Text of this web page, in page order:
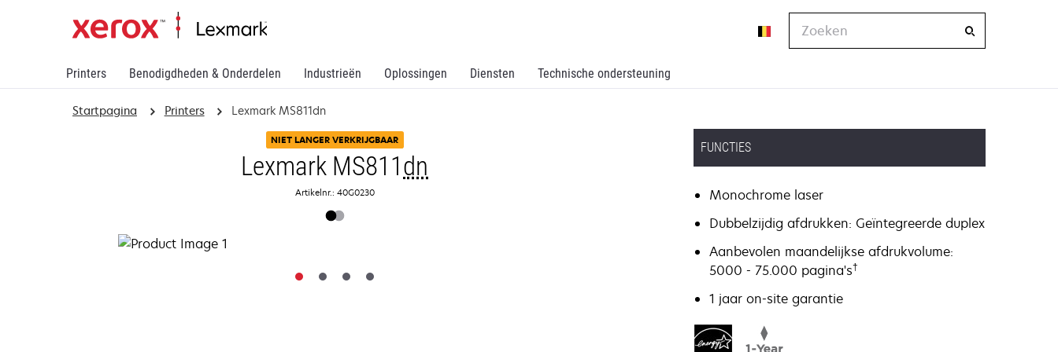
Printers Benodigdheden & Onderdelen Industrieën Oplossingen Diensten Technische ondersteuning
Zoeken
Startpagina Printers Lexmark MS811dn
NIET LANGER VERKRIJGBAAR
Lexmark MS811dn
Artikelnr.: 40G0230
FUNCTIES
Monochrome laser
Dubbelzijdig afdrukken: Geïntegreerde duplex
Aanbevolen maandelijkse afdrukvolume:
5000 - 75.000 pagina's†
1 jaar on-site garantie